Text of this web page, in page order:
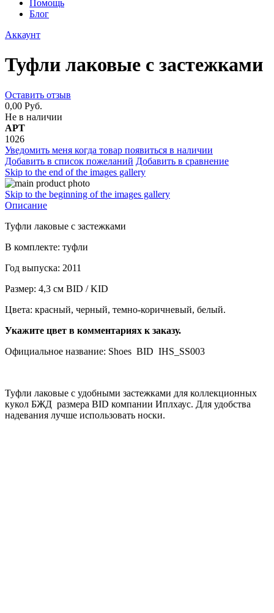
Помощь
Блог
Аккаунт
Туфли лаковые с застежками
Оставить отзыв
0,00 Руб.
Не в наличии
АРТ
1026
Уведомить меня когда товар появиться в наличии
Добавить в список пожеланий Добавить в сравнение
Skip to the end of the images gallery
Skip to the beginning of the images gallery
Описание
Туфли лаковые с застежками
В комплекте: туфли
Год выпуска: 2011
Размер: 4,3 см BID / KID
Цвета: красный, черный, темно-коричневый, белый.
Укажите цвет в комментариях к заказу.
Официальное название: Shoes BID IHS_SS003
Туфли лаковые с удобными застежками для коллекционных
кукол БЖД размера BID компании Иплхаус. Для удобства
надевания лучше использовать носки.